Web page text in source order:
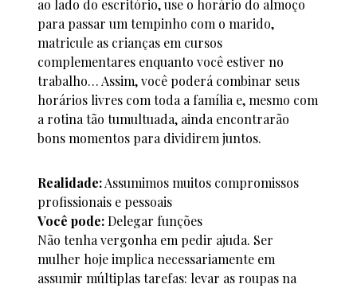
ao lado do escritório, use o horário do almoço
para passar um tempinho com o marido,
matricule as crianças em cursos
complementares enquanto você estiver no
trabalho… Assim, você poderá combinar seus
horários livres com toda a família e, mesmo com
a rotina tão tumultuada, ainda encontrarão
bons momentos para dividirem juntos.
Realidade:Assumimos muitos compromissos
profissionais e pessoais
Você pode:Delegar funções
Não tenha vergonha em pedir ajuda. Ser
mulher hoje implica necessariamente em
assumir múltiplas tarefas: levar as roupas na